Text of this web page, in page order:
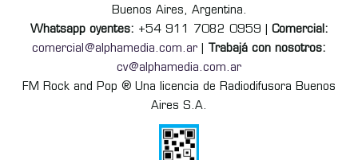
Buenos Aires, Argentina.
Whatsapp oyentes: +54 911 7082 0959 | Comercial:
comercial@alphamedia.com.ar
Trabajá con nosotros:
cv@alphamedia.com.ar
FM Rock and Pop ® Una licencia de Radiodifusora Buenos
Aires S.A.